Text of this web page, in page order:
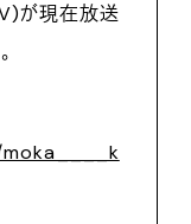
が現在放送